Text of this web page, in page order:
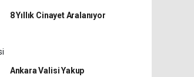
8 Yıllık Cinayet Aralanıyor
Ankara Valisi Yakup